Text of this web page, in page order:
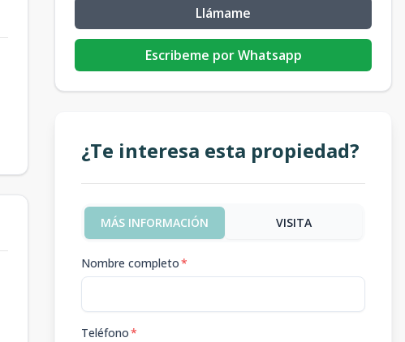
Llámame
Escribeme por Whatsapp
¿Te interesa esta propiedad?
MÁS INFORMACIÓN VISITA
Nombre completo*
Teléfono*